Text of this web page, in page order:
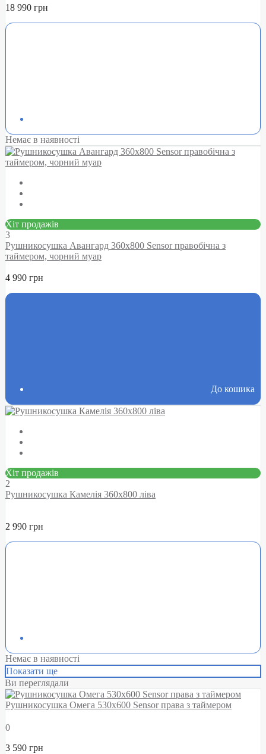
18 990 грн
Немає в наявності
Хіт продажів
3
Рушникосушка Авангард 360х800 Sensor правобічна з
таймером, чорний муар
4 990 грн
До кошика
Хіт продажів
2
Рушникосушка Камелія 360х800 ліва
2 990 грн
Немає в наявності
Показати ще
Ви переглядали
Рушникосушка Омега 530х600 Sensor права з таймером
0
3 590 грн